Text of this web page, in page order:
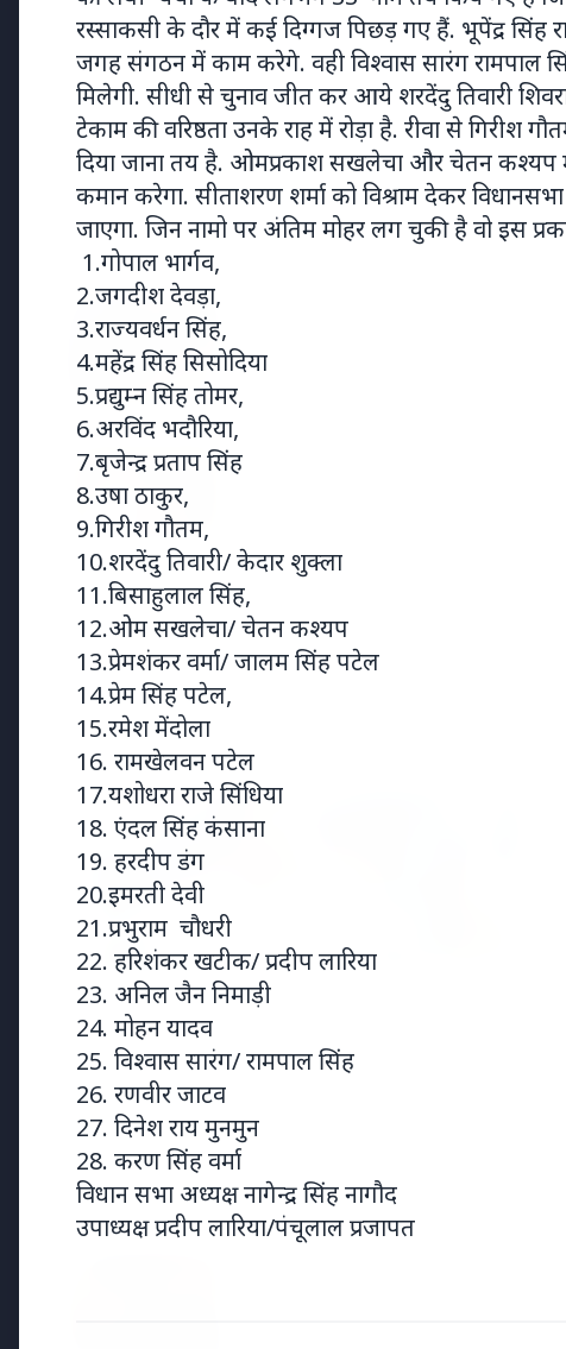
7 Jun 2026
गोंद कतिरा वेलनेस ड्रिंक — पेट की सेहत
के लिए रात भर का उपाय जिसका
आपका पेट इंतजार कर रहा था
भारत-
उत्तरी यूरोप
Latest News
सलिम कुमार: केरल के मशहूर अभिनेता और
Regional News
Kerala
KERALA NEWS
15 May 2026
केरल का नया मुख्यमंत्री बना वी.डी. सतीशन: ‘नए
केरल’ का वादा
Jyotish
रस्साकसी के दौर में कई दिग्गज पिछड़ गए हैं. भूपेंद्र
जगह संगठन में काम करेगे. वही विश्वास सारंग
मिलेगी. सीधी से चुनाव जीत कर आये शरदेंदु तिवारी
टेकाम की वरिष्ठता उनके राह में रोड़ा है. रीवा से गिरीश
दिया जाना तय है. ओमप्रकाश सखलेचा और चेतन कश्यप में
कमान करेगा. सीताशरण शर्मा को विश्राम देकर
जाएगा. जिन नामो पर अंतिम मोहर लग चुकी है वो इस
1.गोपाल भार्गव,
2.जगदीश देवड़ा,
3.राज्यवर्धन सिंह,
4.महेंद्र सिंह सिसोदिया
5.प्रद्युम्न सिंह तोमर,
6.अरविंद भदौरिया,
7.बृजेन्द्र प्रताप सिंह
8.उषा ठाकुर,
9.गिरीश गौतम,
10.शरदेंदु तिवारी/ केदार शुक्ला
11.बिसाहुलाल सिंह,
12.ओम सखलेचा/ चेतन कश्यप
13.प्रेमशंकर वर्मा/ जालम सिंह पटेल
14.प्रेम सिंह पटेल,
15.रमेश मेंदोला
16. रामखेलवन पटेल
17.यशोधरा राजे सिंधिया
18. एंदल सिंह कंसाना
19. हरदीप डंग
20.इमरती देवी
21.प्रभुराम चौधरी
22. हरिशंकर खटीक/ प्रदीप लारिया
23. अनिल जैन निमाड़ी
24. मोहन यादव
25. विश्वास सारंग/ रामपाल सिंह
26. रणवीर जाटव
27. दिनेश राय मुनमुन
28. करण सिंह वर्मा
विधान सभा अध्यक्ष नागेन्द्र सिंह नागौद
उपाध्यक्ष प्रदीप लारिया/पंचूलाल प्रजापत